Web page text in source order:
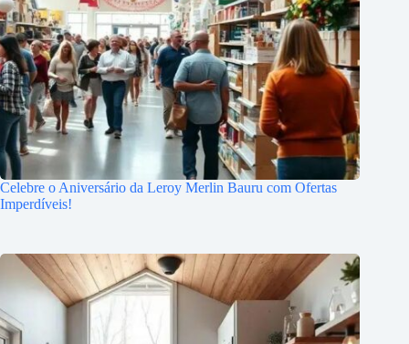
Celebre o Aniversário da Leroy Merlin Bauru com Ofertas
Imperdíveis!